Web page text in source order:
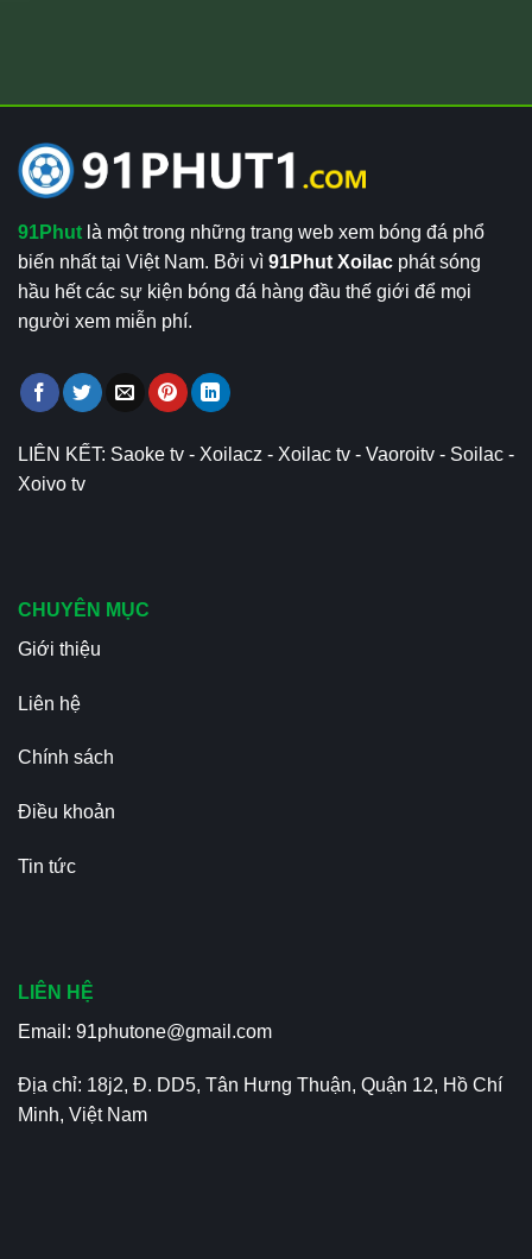
91Phut là một trong những trang web xem bóng đá phổ
biến nhất tại Việt Nam. Bởi vì 91Phut Xoilac phát sóng
hầu hết các sự kiện bóng đá hàng đầu thế giới để mọi
người xem miễn phí.
LIÊN KẾT: Saoke tv - Xoilacz - Xoilac tv - Vaoroitv - Soilac -
Xoivo tv
CHUYÊN MỤC
Giới thiệu
Liên hệ
Chính sách
Điều khoản
Tin tức
LIÊN HỆ
Email: 91phutone@gmail.com
Địa chỉ: 18j2, Đ. DD5, Tân Hưng Thuận, Quận 12, Hồ Chí
Minh, Việt Nam